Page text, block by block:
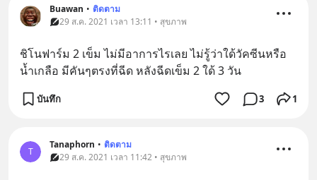
Buawan • ติดตาม
29 ส.ค. 2021 เวลา 13:11 • สุขภาพ
ชิโนฟาร์ม 2 เข็ม ไม่มีอาการไรเลย ไม่รู้ว่าใด้วัคซีนหรือ
น้ำเกลือ มีคันๆตรงที่ฉีด หลังฉีดเข็ม 2 ใด้ 3 วัน
บันทึก 3 1
T
Tanaphorn • ติดตาม
29 ส.ค. 2021 เวลา 11:42 • สุขภาพ